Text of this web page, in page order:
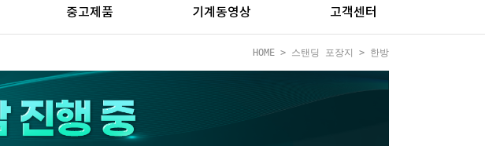
중고제품 기계동영상 고객센터
HOME > 스탠딩 포장지 > 한방